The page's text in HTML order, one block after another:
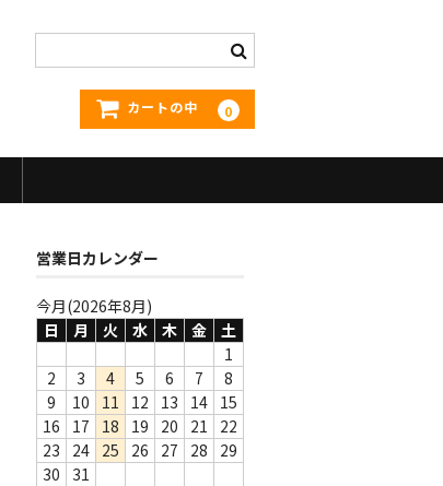
カートの中 0
営業日カレンダー
今月(2026年8月)
日
月 火 水 木 金
土
1
2
3 4 5 6 7
8
9
10 11 12 13 14 15
16
17 18 19 20 21
22
23
24 25 26 27 28
29
30
31